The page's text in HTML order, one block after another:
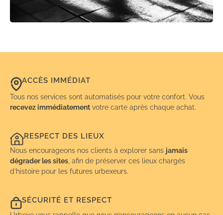
ACCÈS IMMÉDIAT
Tous nos services sont automatisés pour votre confort. Vous
recevez immédiatement votre carte après chaque achat.
RESPECT DES LIEUX
Nous encourageons nos clients à explorer sans jamais
dégrader les sites , afin de préserver ces lieux chargés
d’histoire pour les futures urbexeurs.
SÉCURITÉ ET RESPECT